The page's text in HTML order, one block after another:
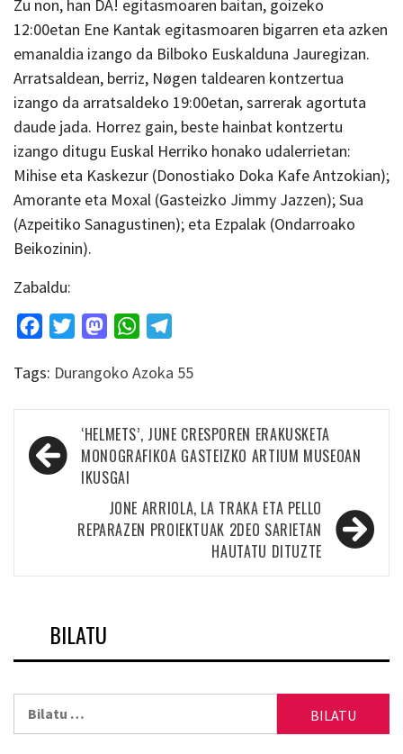
Zu non, han DA! egitasmoaren baitan, goizeko
12:00etan Ene Kantak egitasmoaren bigarren eta azken
emanaldia izango da Bilboko Euskalduna Jauregizan.
Arratsaldean, berriz, Nøgen taldearen kontzertua
izango da arratsaldeko 19:00etan, sarrerak agortuta
daude jada. Horrez gain, beste hainbat kontzertu
izango ditugu Euskal Herriko honako udalerrietan:
Mihise eta Kaskezur (Donostiako Doka Kafe Antzokian);
Amorante eta Moxal (Gasteizko Jimmy Jazzen); Sua
(Azpeitiko Sanagustinen); eta Ezpalak (Ondarroako
Beikozinin).
Zabaldu:
FacebookTwitterMastodonWhatsApp
Tags: Durangoko Azoka 55
Bidalketetan
zehar
nabigatu
‘HELMETS’, JUNE CRESPOREN ERAKUSKETA
MONOGRAFIKOA GASTEIZKO ARTIUM MUSEOAN
IKUSGAI
JONE ARRIOLA, LA TRAKA ETA PELLO
REPARAZEN PROIEKTUAK 2DEO SARIETAN
HAUTATU DITUZTE
BILATU